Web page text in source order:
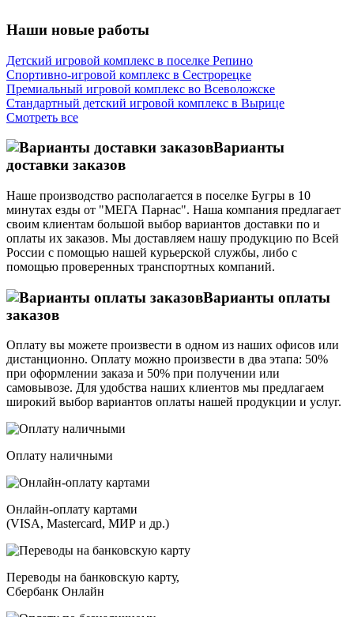
Наши новые работы
Детский игровой комплекс в поселке Репино
Спортивно-игровой комплекс в Сестрорецке
Премиальный игровой комплекс во Всеволожске
Стандартный детский игровой комплекс в Вырице
Смотреть все
Варианты
доставки заказов
Наше производство располагается в поселке Бугры в 10
минутах езды от "МЕГА Парнас". Наша компания предлагает
своим клиентам большой выбор вариантов доставки по и
оплаты их заказов. Мы доставляем нашу продукцию по Всей
России с помощью нашей курьерской службы, либо с
помощью проверенных транспортных компаний.
Варианты оплаты
заказов
Оплату вы можете произвести в одном из наших офисов или
дистанционно. Оплату можно произвести в два этапа: 50%
при оформлении заказа и 50% при получении или
самовывозе. Для удобства наших клиентов мы предлагаем
широкий выбор вариантов оплаты нашей продукции и услуг.
Оплату наличными
Онлайн-оплату картами
(VISA, Mastercard, МИР и др.)
Переводы на банковскую карту,
Сбербанк Онлайн